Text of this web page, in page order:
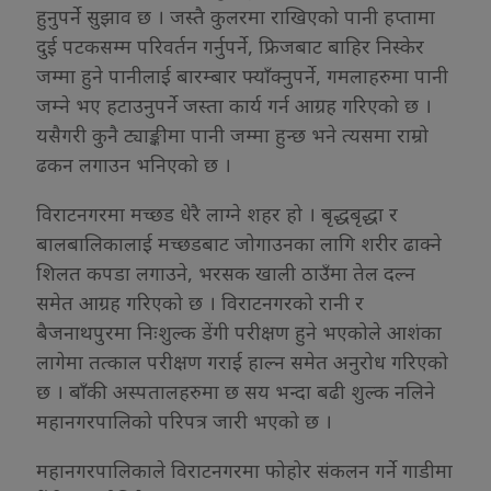
हुनुपर्ने सुझाव छ । जस्तै कुलरमा राखिएको पानी हप्तामा
दुई पटकसम्म परिवर्तन गर्नुपर्ने, फ्रिजबाट बाहिर निस्केर
जम्मा हुने पानीलाई बारम्बार फ्याँक्नुपर्ने, गमलाहरुमा पानी
जम्ने भए हटाउनुपर्ने जस्ता कार्य गर्न आग्रह गरिएको छ ।
यसैगरी कुनै ट्याङ्कीमा पानी जम्मा हुन्छ भने त्यसमा राम्रो
ढकन लगाउन भनिएको छ ।
विराटनगरमा मच्छड धेरै लाग्ने शहर हो । बृद्धबृद्धा र
बालबालिकालाई मच्छडबाट जोगाउनका लागि शरीर ढाक्ने
शिलत कपडा लगाउने, भरसक खाली ठाउँमा तेल दल्न
समेत आग्रह गरिएको छ । विराटनगरको रानी र
बैजनाथपुरमा निःशुल्क डेंगी परीक्षण हुने भएकोले आशंका
लागेमा तत्काल परीक्षण गराई हाल्न समेत अनुरोध गरिएको
छ । बाँकी अस्पतालहरुमा छ सय भन्दा बढी शुल्क नलिने
महानगरपालिको परिपत्र जारी भएको छ ।
महानगरपालिकाले विराटनगरमा फोहोर संकलन गर्ने गाडीमा